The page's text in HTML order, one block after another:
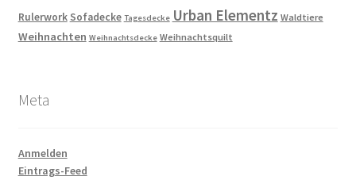
Rulerwork Sofadecke Tagesdecke Urban Elementz Waldtiere
Weihnachten Weihnachtsdecke Weihnachtsquilt
Meta
Anmelden
Eintrags-Feed